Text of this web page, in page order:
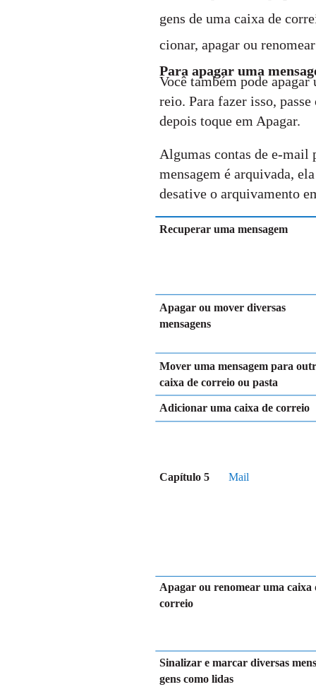
gens de uma caixa de
cionar, apagar ou
Para apagar uma
Você também pode
reio. Para fazer isso,
depois toque em Apagar.
Algumas contas de e-mail
mensagem é arquivada,
desative o arquivamento
Recuperar uma mensagem
Apagar ou mover diversas
mensagens
Mover uma mensagem para
caixa de correio ou pasta
Adicionar uma caixa de correio
Capítulo 5 Mail
Apagar ou renomear uma caixa
correio
Sinalizar e marcar diversas
gens como lidas